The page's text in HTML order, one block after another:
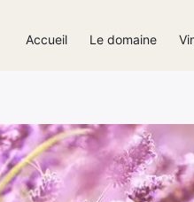
Accueil Le domaine